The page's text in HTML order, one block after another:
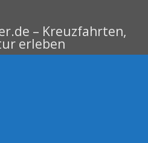
– Kreuzfahrten,
erleben